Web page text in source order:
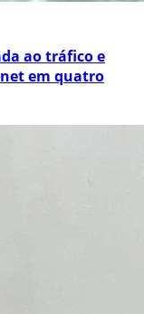
ao tráfico e
em quatro